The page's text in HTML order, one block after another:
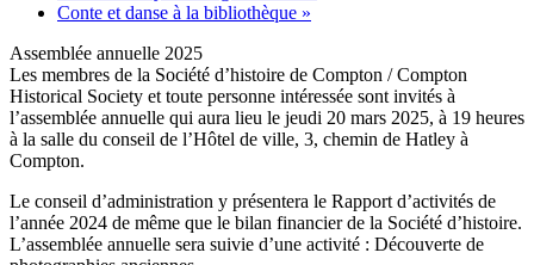
Conte et danse à la bibliothèque »
Assemblée annuelle 2025
Les membres de la Société d’histoire de Compton / Compton
Historical Society et toute personne intéressée sont invités à
l’assemblée annuelle qui aura lieu le jeudi 20 mars 2025, à 19 heures
à la salle du conseil de l’Hôtel de ville, 3, chemin de Hatley à
Compton.
Le conseil d’administration y présentera le Rapport d’activités de
l’année 2024 de même que le bilan financier de la Société d’histoire.
L’assemblée annuelle sera suivie d’une activité : Découverte de